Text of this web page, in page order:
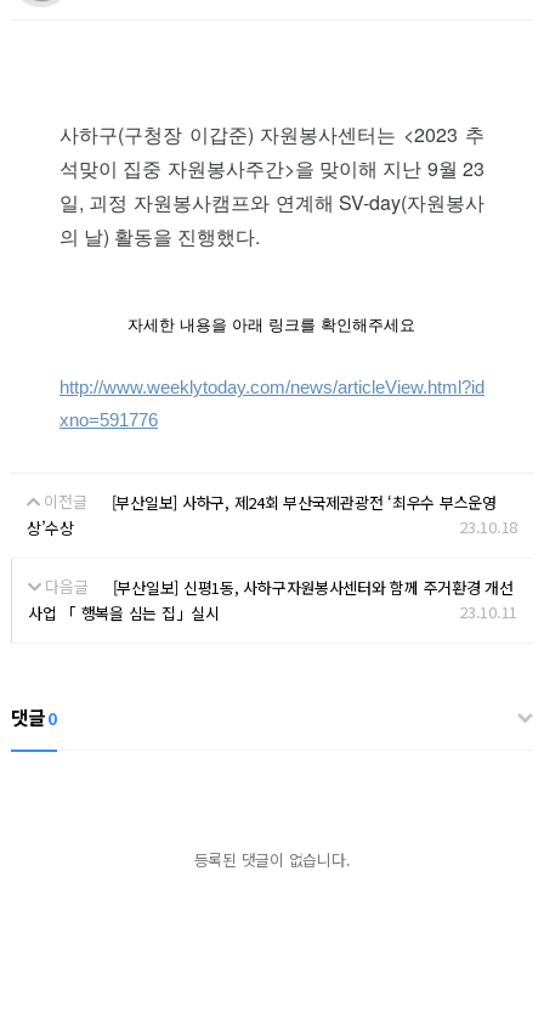
사하구(구청장 이갑준) 자원봉사센터는 <2023 추
석맞이 집중 자원봉사주간>을 맞이해 지난 9월 23
일, 괴정 자원봉사캠프와 연계해 SV-day(자원봉사
의 날) 활동을 진행했다.
자세한 내용을 아래 링크를 확인해주세요
http://www.weeklytoday.com/news/articleView.html?id
xno=591776
이전글
[부산일보] 사하구, 제24회 부산국제관광전 ‘최우수 부스운영
상’수상
23.10.18
다음글
[부산일보] 신평1동, 사하구자원봉사센터와 함께 주거환경 개선
사업 「 행복을 심는 집」실시
23.10.11
댓글0
등록된 댓글이 없습니다.